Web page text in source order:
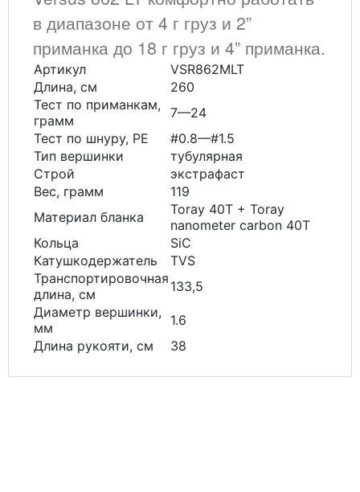
в диапазоне от 4 г груз и 2”
приманка до 18 г груз и 4” приманка.
Артикул
VSR862MLT
Длина, см
260
Тест по приманкам,
грамм
7—24
Тест по шнуру, РЕ
#0.8—#1.5
Тип вершинки
тубулярная
Строй
экстрафаст
Вес, грамм
119
Материал бланка
Toray 40T + Toray
nanometer carbon 40T
Кольца
SiC
Катушкодержатель
TVS
Транспортировочная
длина, см
133,5
Диаметр вершинки,
мм
1.6
Длина рукояти, см
38